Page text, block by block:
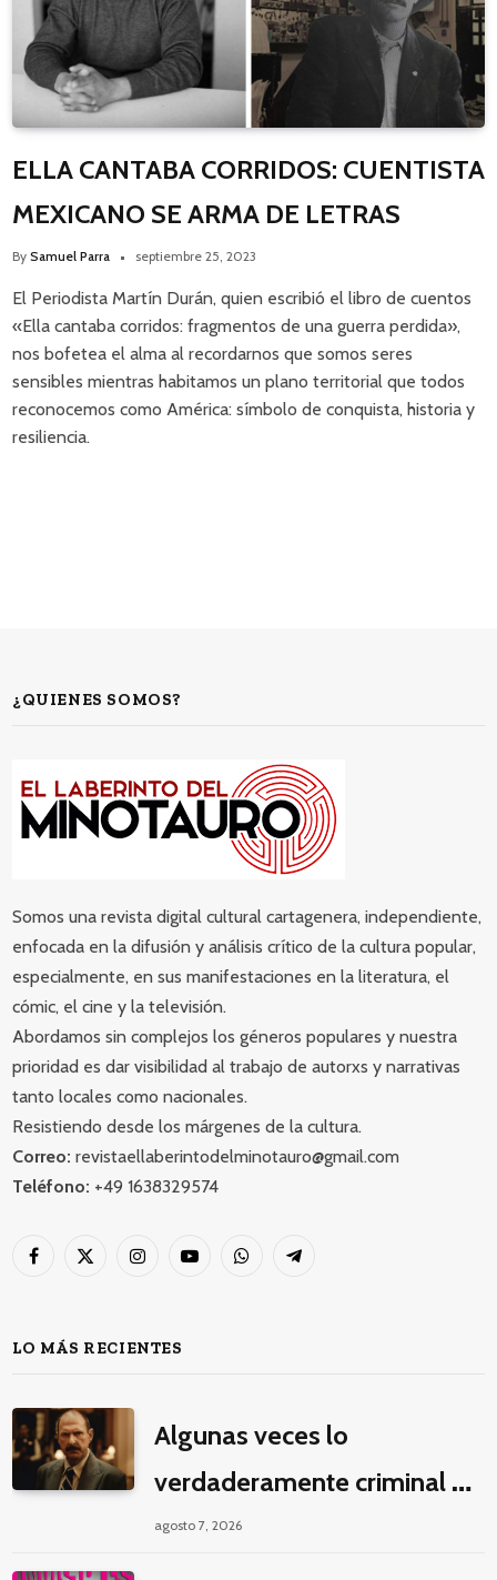
ELLA CANTABA CORRIDOS: CUENTISTA
MEXICANO SE ARMA DE LETRAS
By Samuel Parra septiembre 25, 2023
El Periodista Martín Durán, quien escribió el libro de cuentos
«Ella cantaba corridos: fragmentos de una guerra perdida»,
nos bofetea el alma al recordarnos que somos seres
sensibles mientras habitamos un plano territorial que todos
reconocemos como América: símbolo de conquista, historia y
resiliencia.
¿QUIENES SOMOS?
Somos una revista digital cultural cartagenera, independiente,
enfocada en la difusión y análisis crítico de la cultura popular,
especialmente, en sus manifestaciones en la literatura, el
cómic, el cine y la televisión.
Abordamos sin complejos los géneros populares y nuestra
prioridad es dar visibilidad al trabajo de autorxs y narrativas
tanto locales como nacionales.
Resistiendo desde los márgenes de la cultura.
Correo: revistaellaberintodelminotauro@gmail.com
Teléfono: +49 1638329574
Facebook
X
InstagramYouTubeWhatsAppTelegram
LO MÁS RECIENTES
Algunas veces lo
verdaderamente criminal es
pasar horas y horas viendo
agosto 7, 2026